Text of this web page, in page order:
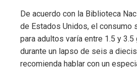
De acuerdo con la Biblioteca
de Estados Unidos, el consumo
para adultos varía entre 1.5 y
durante un lapso de seis a
recomienda hablar con un